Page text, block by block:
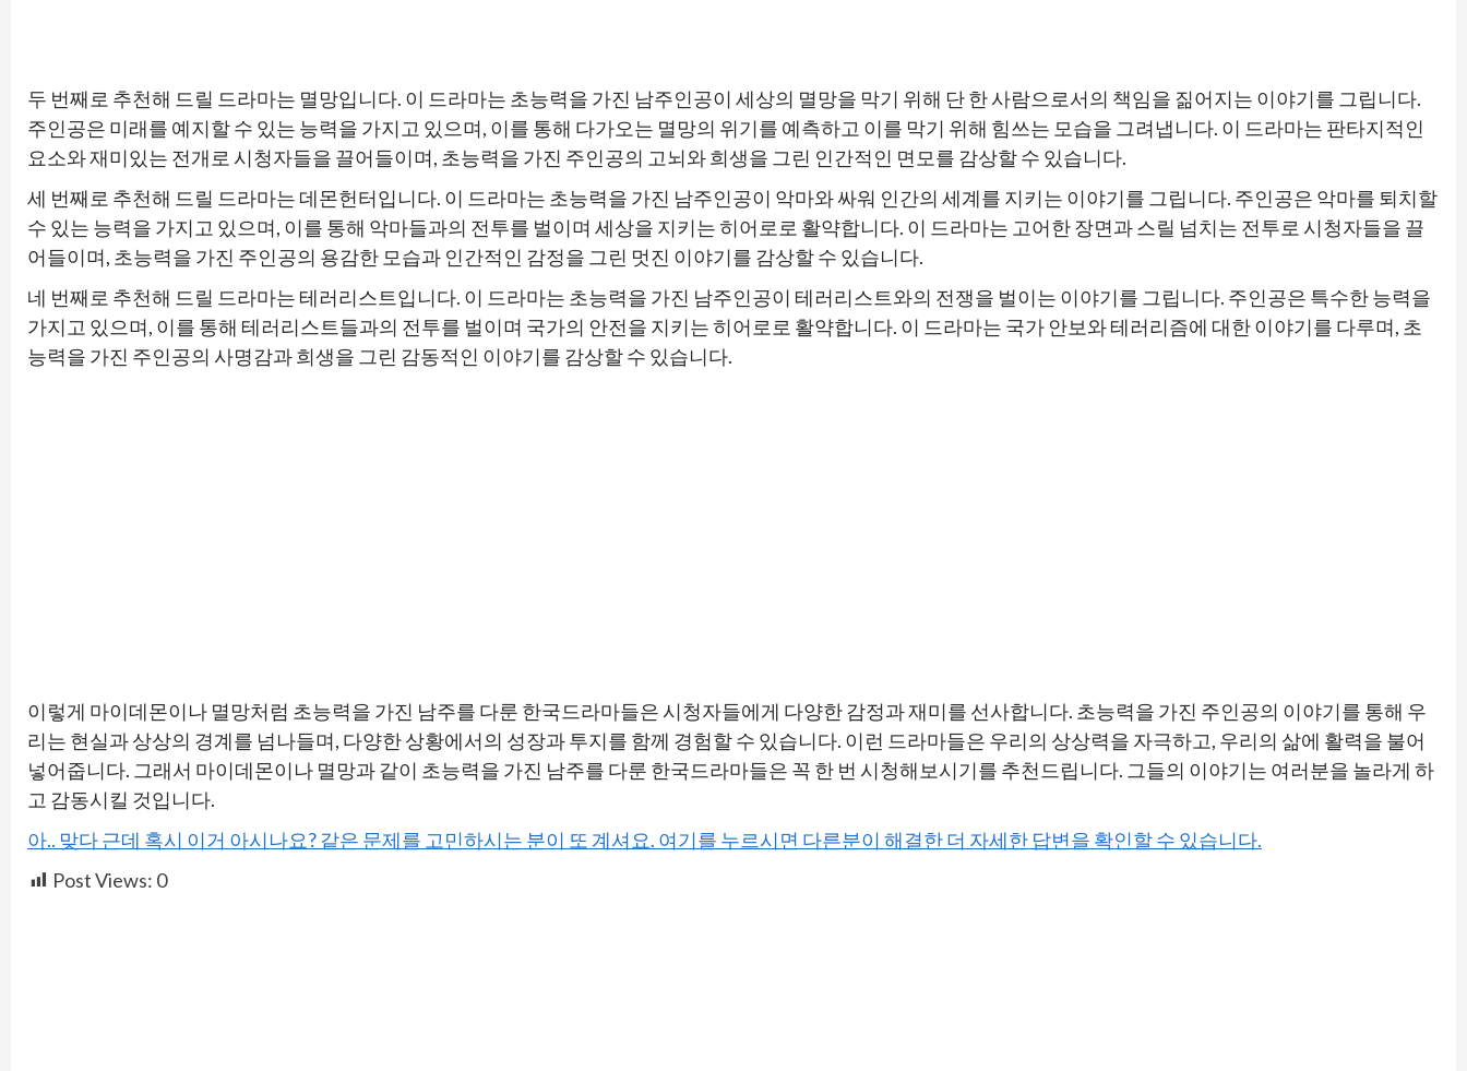
두 번째로 추천해 드릴 드라마는 멸망입니다. 이 드라마는 초능력을 가진 남주인공이 세상의 멸망을 막기 위해 단 한 사람으로서의 책임을 짊어지는 이야기를 그립니다.
주인공은 미래를 예지할 수 있는 능력을 가지고 있으며, 이를 통해 다가오는 멸망의 위기를 예측하고 이를 막기 위해 힘쓰는 모습을 그려냅니다. 이 드라마는 판타지적인
요소와 재미있는 전개로 시청자들을 끌어들이며, 초능력을 가진 주인공의 고뇌와 희생을 그린 인간적인 면모를 감상할 수 있습니다.
세 번째로 추천해 드릴 드라마는 데몬헌터입니다. 이 드라마는 초능력을 가진 남주인공이 악마와 싸워 인간의 세계를 지키는 이야기를 그립니다. 주인공은 악마를 퇴치할
수 있는 능력을 가지고 있으며, 이를 통해 악마들과의 전투를 벌이며 세상을 지키는 히어로로 활약합니다. 이 드라마는 고어한 장면과 스릴 넘치는 전투로 시청자들을 끌
어들이며, 초능력을 가진 주인공의 용감한 모습과 인간적인 감정을 그린 멋진 이야기를 감상할 수 있습니다.
네 번째로 추천해 드릴 드라마는 테러리스트입니다. 이 드라마는 초능력을 가진 남주인공이 테러리스트와의 전쟁을 벌이는 이야기를 그립니다. 주인공은 특수한 능력을
가지고 있으며, 이를 통해 테러리스트들과의 전투를 벌이며 국가의 안전을 지키는 히어로로 활약합니다. 이 드라마는 국가 안보와 테러리즘에 대한 이야기를 다루며, 초
능력을 가진 주인공의 사명감과 희생을 그린 감동적인 이야기를 감상할 수 있습니다.
이렇게 마이데몬이나 멸망처럼 초능력을 가진 남주를 다룬 한국드라마들은 시청자들에게 다양한 감정과 재미를 선사합니다. 초능력을 가진 주인공의 이야기를 통해 우
리는 현실과 상상의 경계를 넘나들며, 다양한 상황에서의 성장과 투지를 함께 경험할 수 있습니다. 이런 드라마들은 우리의 상상력을 자극하고, 우리의 삶에 활력을 불어
넣어줍니다. 그래서 마이데몬이나 멸망과 같이 초능력을 가진 남주를 다룬 한국드라마들은 꼭 한 번 시청해보시기를 추천드립니다. 그들의 이야기는 여러분을 놀라게 하
고 감동시킬 것입니다.
아.. 맞다 근데 혹시 이거 아시나요? 같은 문제를 고민하시는 분이 또 계셔요. 여기를 누르시면 다른분이 해결한 더 자세한 답변을 확인할 수 있습니다.
Post Views: 0